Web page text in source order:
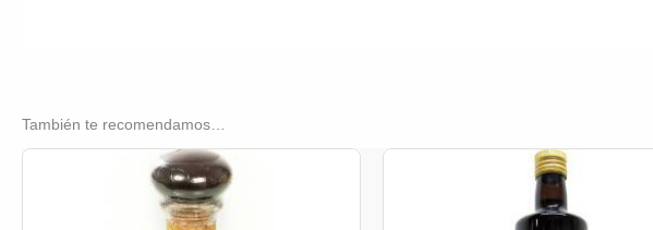
También te recomendamos…